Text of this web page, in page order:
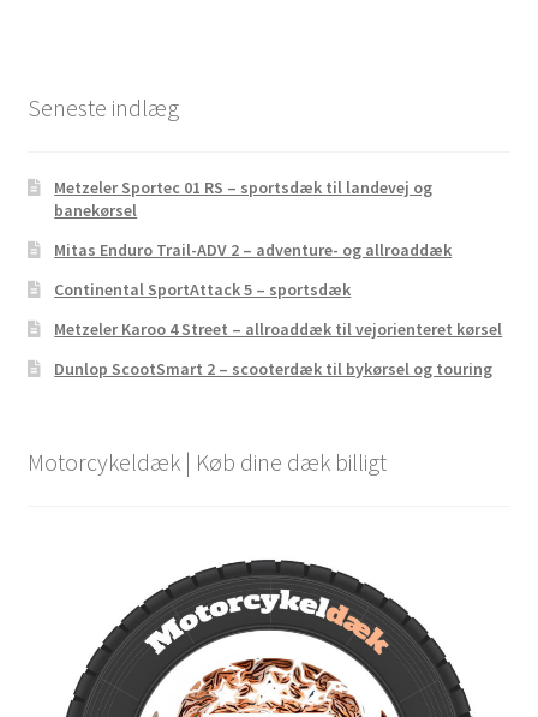
Seneste indlæg
Metzeler Sportec 01 RS – sportsdæk til landevej og
banekørsel
Mitas Enduro Trail-ADV 2 – adventure- og allroaddæk
Continental SportAttack 5 – sportsdæk
Metzeler Karoo 4 Street – allroaddæk til vejorienteret kørsel
Dunlop ScootSmart 2 – scooterdæk til bykørsel og touring
Motorcykeldæk | Køb dine dæk billigt